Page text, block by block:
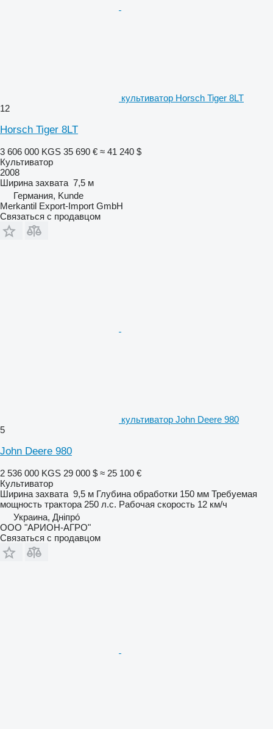
культиватор Horsch Tiger 8LT
12
Horsch Tiger 8LT
3 606 000 KGS 35 690 € ≈ 41 240 $
Культиватор
2008
Ширина захвата 7,5 м
Германия, Kunde
Merkantil Export-Import GmbH
Связаться с продавцом
культиватор John Deere 980
5
John Deere 980
2 536 000 KGS 29 000 $ ≈ 25 100 €
Культиватор
Ширина захвата 9,5 м Глубина обработки 150 мм Требуемая
мощность трактора 250 л.с. Рабочая скорость 12 км/ч
Украина, Дніпро́
ООО "АРИОН-АГРО"
Связаться с продавцом